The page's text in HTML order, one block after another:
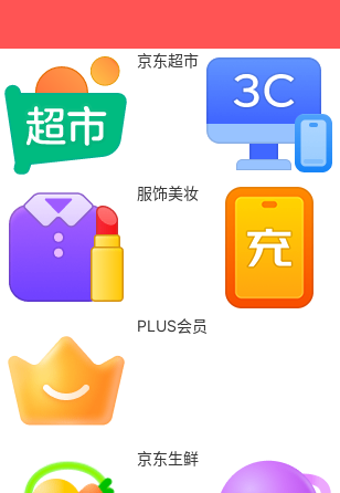
京东超市
服饰美妆
PLUS会员
京东生鲜